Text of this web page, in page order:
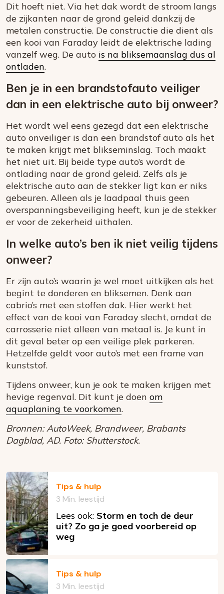
Dit hoeft niet. Via het dak wordt de stroom langs
de zijkanten naar de grond geleid dankzij de
metalen constructie. De constructie die dient als
een kooi van Faraday leidt de elektrische lading
vanzelf weg. De auto is na bliksemaanslag dus al
ontladen.
Ben je in een brandstofauto veiliger
dan in een elektrische auto bij onweer?
Het wordt wel eens gezegd dat een elektrische
auto onveiliger is dan een brandstof auto als het
te maken krijgt met blikseminslag. Toch maakt
het niet uit. Bij beide type auto’s wordt de
ontlading naar de grond geleid. Zelfs als je
elektrische auto aan de stekker ligt kan er niks
gebeuren. Alleen als je laadpaal thuis geen
overspanningsbeveiliging heeft, kun je de stekker
er voor de zekerheid uithalen.
In welke auto’s ben ik niet veilig tijdens
onweer?
Er zijn auto’s waarin je wel moet uitkijken als het
begint te donderen en bliksemen. Denk aan
cabrio’s met een stoffen dak. Hier werkt het
effect van de kooi van Faraday slecht, omdat de
carrosserie niet alleen van metaal is. Je kunt in
dit geval beter op een veilige plek parkeren.
Hetzelfde geldt voor auto’s met een frame van
kunststof.
Tijdens onweer, kun je ook te maken krijgen met
hevige regenval. Dit kunt je doen om
aquaplaning te voorkomen.
Bronnen: AutoWeek, Brandweer, Brabants
Dagblad, AD. Foto: Shutterstock.
Tips & hulp
3 Min. leestijd
Lees ook: Storm en toch de deur
uit? Zo ga je goed voorbereid op
weg
Tips & hulp
3 Min. leestijd